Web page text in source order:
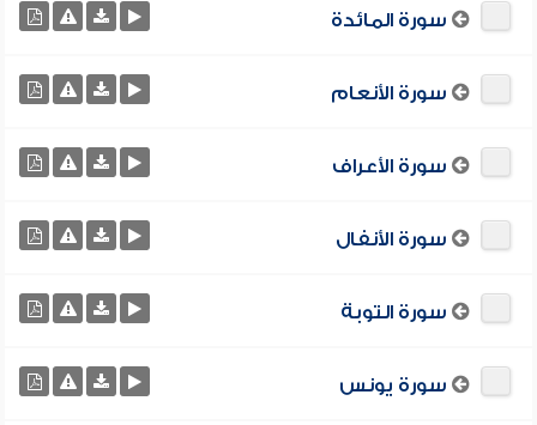
سورة المائدة
سورة الأنعام
سورة الأعراف
سورة الأنفال
سورة التوبة
سورة يونس